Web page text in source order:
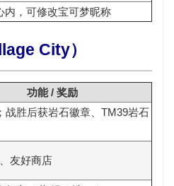
内，可修改宝可梦昵称
City）
功能 / 奖励
战胜后获岩石徽章 、TM39岩石
友好商店